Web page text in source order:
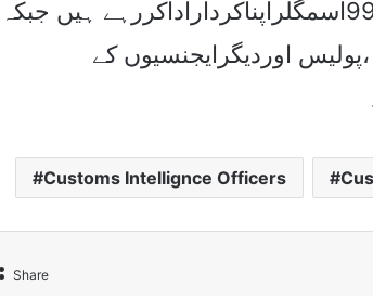
میں فروخت کیاجاتاہے کپڑے کی اس اسمگلنگ میں99اسمگلراپناکرداراداکررہے ہیں جبکہ
اوردیگرایجنسیوں کے
Customs Intellignce Officers
Share